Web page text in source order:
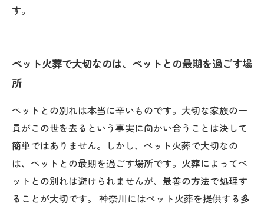
す。
ペット火葬で大切なのは、ペットとの最期を過ごす場
所
ペットとの別れは本当に辛いものです。大切な家族の一
員がこの世を去るという事実に向かい合うことは決して
簡単ではありません。しかし、ペット火葬で大切なの
は、ペットとの最期を過ごす場所です。火葬によってペ
ットとの別れは避けられませんが、最善の方法で処理す
ることが大切です。 神奈川にはペット火葬を提供する多